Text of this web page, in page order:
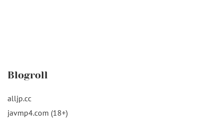
Blogroll
alljp.cc
javmp4.com (18+)